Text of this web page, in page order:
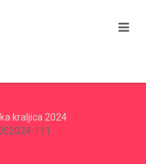
kraljica 2024
111